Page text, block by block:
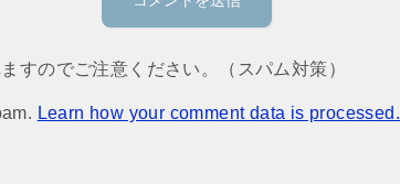
すのでご注意ください。（スパム対策）
Learn how your comment data is processed.